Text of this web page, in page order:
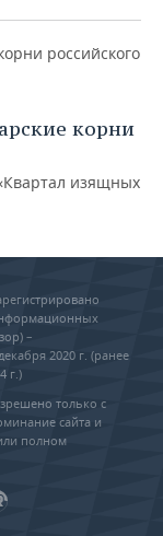
корни
изящных
–
2020 г. (ранее
г.)
только с
сайта и
полном